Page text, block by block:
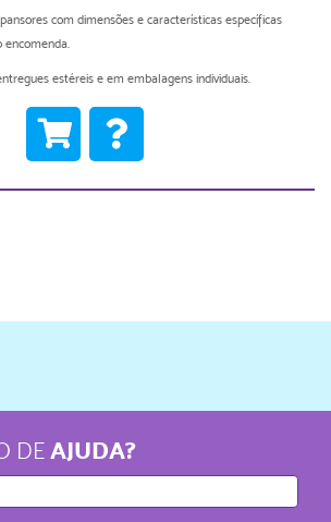
com dimensões e características específicas
encomenda.
estéreis e em embalagens individuais.
DE AJUDA?